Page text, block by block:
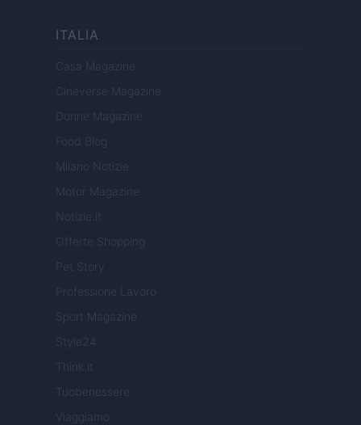
ITALIA
Casa Magazine
Cineverse Magazine
Donne Magazine
Food Blog
Milano Notizie
Motor Magazine
Notizie.it
Offerte Shopping
Pet Story
Professione Lavoro
Sport Magazine
Style24
Think.it
Tuobenessere
Viaggiamo